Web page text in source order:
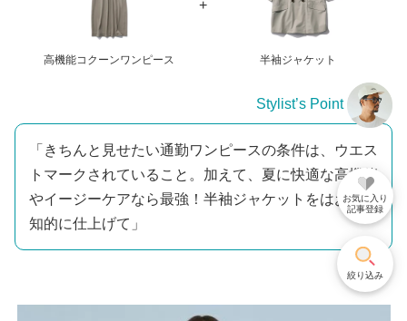
高機能コクーンワンピース 半袖ジャケット
Stylist’s Point
「きちんと見せたい通勤ワンピースの条件は、ウエス
トマークされていること。加えて、夏に快適な高機能
やイージーケアなら最強！半袖ジャケットをはおり、
知的に仕上げて」
お気に入り
記事登録
絞り込み